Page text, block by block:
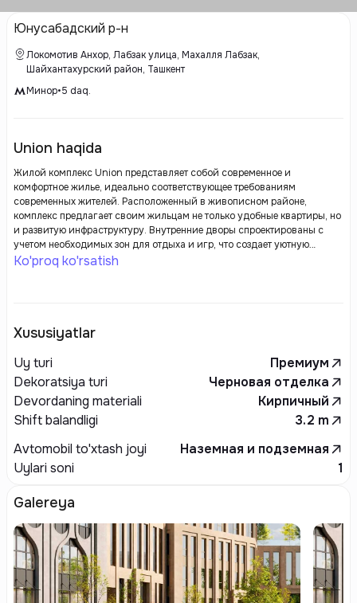
Юнусабадский р-н
Локомотив Анхор, Лабзак улица, Махалля Лабзак,
Шайхантахурский район, Ташкент
Минор•5 daq.
Union haqida
Жилой комплекс Union представляет собой современное и
комфортное жилье, идеально соответствующее требованиям
современных жителей. Расположенный в живописном районе,
комплекс предлагает своим жильцам не только удобные квартиры, но
и развитую инфраструктуру. Внутренние дворы спроектированы с
учетом необходимых зон для отдыха и игр, что создает уютную
атмосферу для семей с детьми.
Ko'proq ko'rsatish
Xususiyatlar
Uy turi
Премиум
Dekoratsiya turi
Черновая отделка
Devordaning materiali
Кирпичный
Shift balandligi
3.2 m
Avtomobil to'xtash joyi
Наземная и подземная
Uylari soni
1
Galereya